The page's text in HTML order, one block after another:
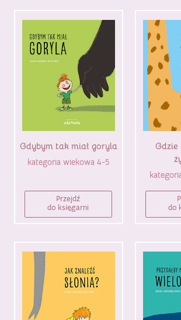
Gdybym tak miał goryla
kategoria wiekowa 4-5
Przejdź
do księgarni
Gdzie
do